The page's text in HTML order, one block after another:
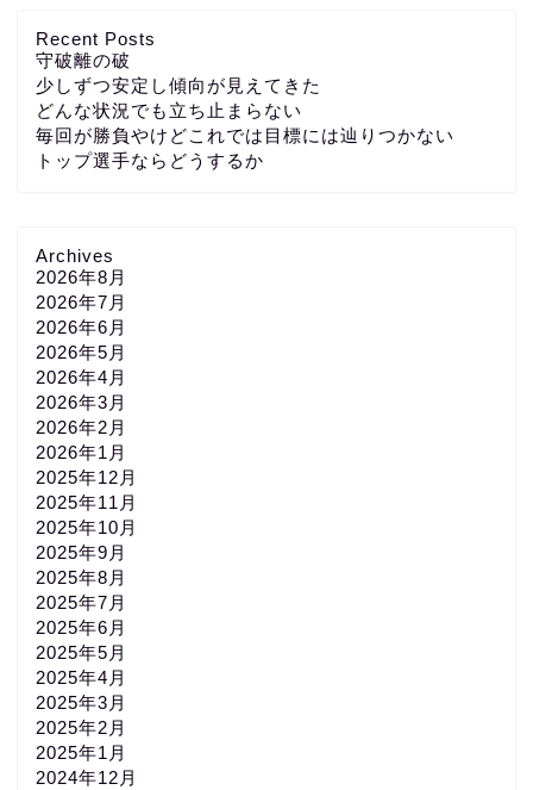
Recent Posts
守破離の破
少しずつ安定し傾向が見えてきた
どんな状況でも立ち止まらない
毎回が勝負やけどこれでは目標には辿りつかない
トップ選手ならどうするか
Archives
2026年8月
2026年7月
2026年6月
2026年5月
2026年4月
2026年3月
2026年2月
2026年1月
2025年12月
2025年11月
2025年10月
2025年9月
2025年8月
2025年7月
2025年6月
2025年5月
2025年4月
2025年3月
2025年2月
2025年1月
2024年12月